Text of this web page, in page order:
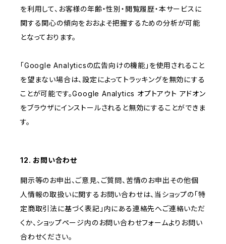
を利用して、お客様の年齢・性別・閲覧履歴・本サービスに
関する関心の傾向をおおよそ把握するための分析が可能
となっております。
「Google Analyticsの広告向けの機能」を使用されること
を望まない場合は、設定によってトラッキングを無効にする
ことが可能です。Google Analytics オプトアウト アドオン
をブラウザにインストールされると無効にすることができま
す。
12. お問い合わせ
開示等のお申出、ご意見、ご質問、苦情のお申出その他個
人情報の取扱いに関するお問い合わせは、当ショップの「特
定商取引法に基づく表記」内にある連絡先へご連絡いただ
くか、ショップページ内のお問い合わせフォームよりお問い
合わせください。